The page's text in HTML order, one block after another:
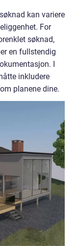
kan variere
For
søknad,
en fullstendig
I
inkludere
planene dine.